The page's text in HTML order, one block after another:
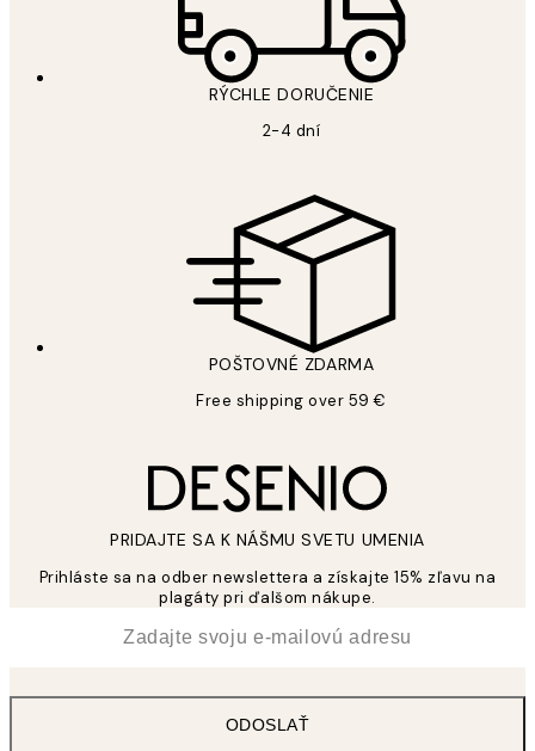
RÝCHLE DORUČENIE
2-4 dní
POŠTOVNÉ ZDARMA
Free shipping over 59 €
PRIDAJTE SA K NÁŠMU SVETU UMENIA
Prihláste sa na odber newslettera a získajte 15% zľavu na
plagáty pri ďalšom nákupe.
ODOSLAŤ